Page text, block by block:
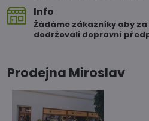
Info
Žádáme zákazníky aby
dodržovali dopravní
Prodejna Miroslav